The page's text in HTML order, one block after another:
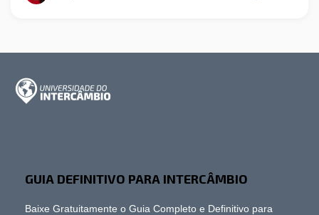
GUIA DEFINITIVO PARA INTERCÂMBIO
Baixe Gratuitamente o Guia Completo e Definitivo para